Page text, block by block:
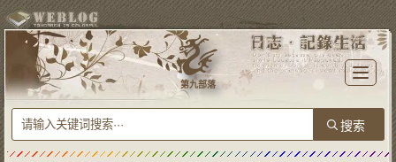
T
o
l
e
n
第九部落